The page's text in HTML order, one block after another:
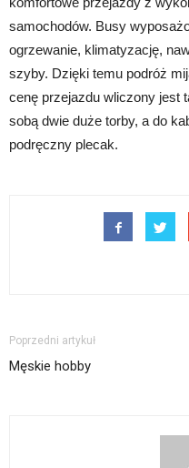
samochodów. Busy
ogrzewanie, klimatyzację,
szyby. Dzięki temu podróż
cenę przejazdu wliczony jest
sobą dwie duże torby, a do
podręczny plecak.
Poprzedni artykuł
Męskie hobby